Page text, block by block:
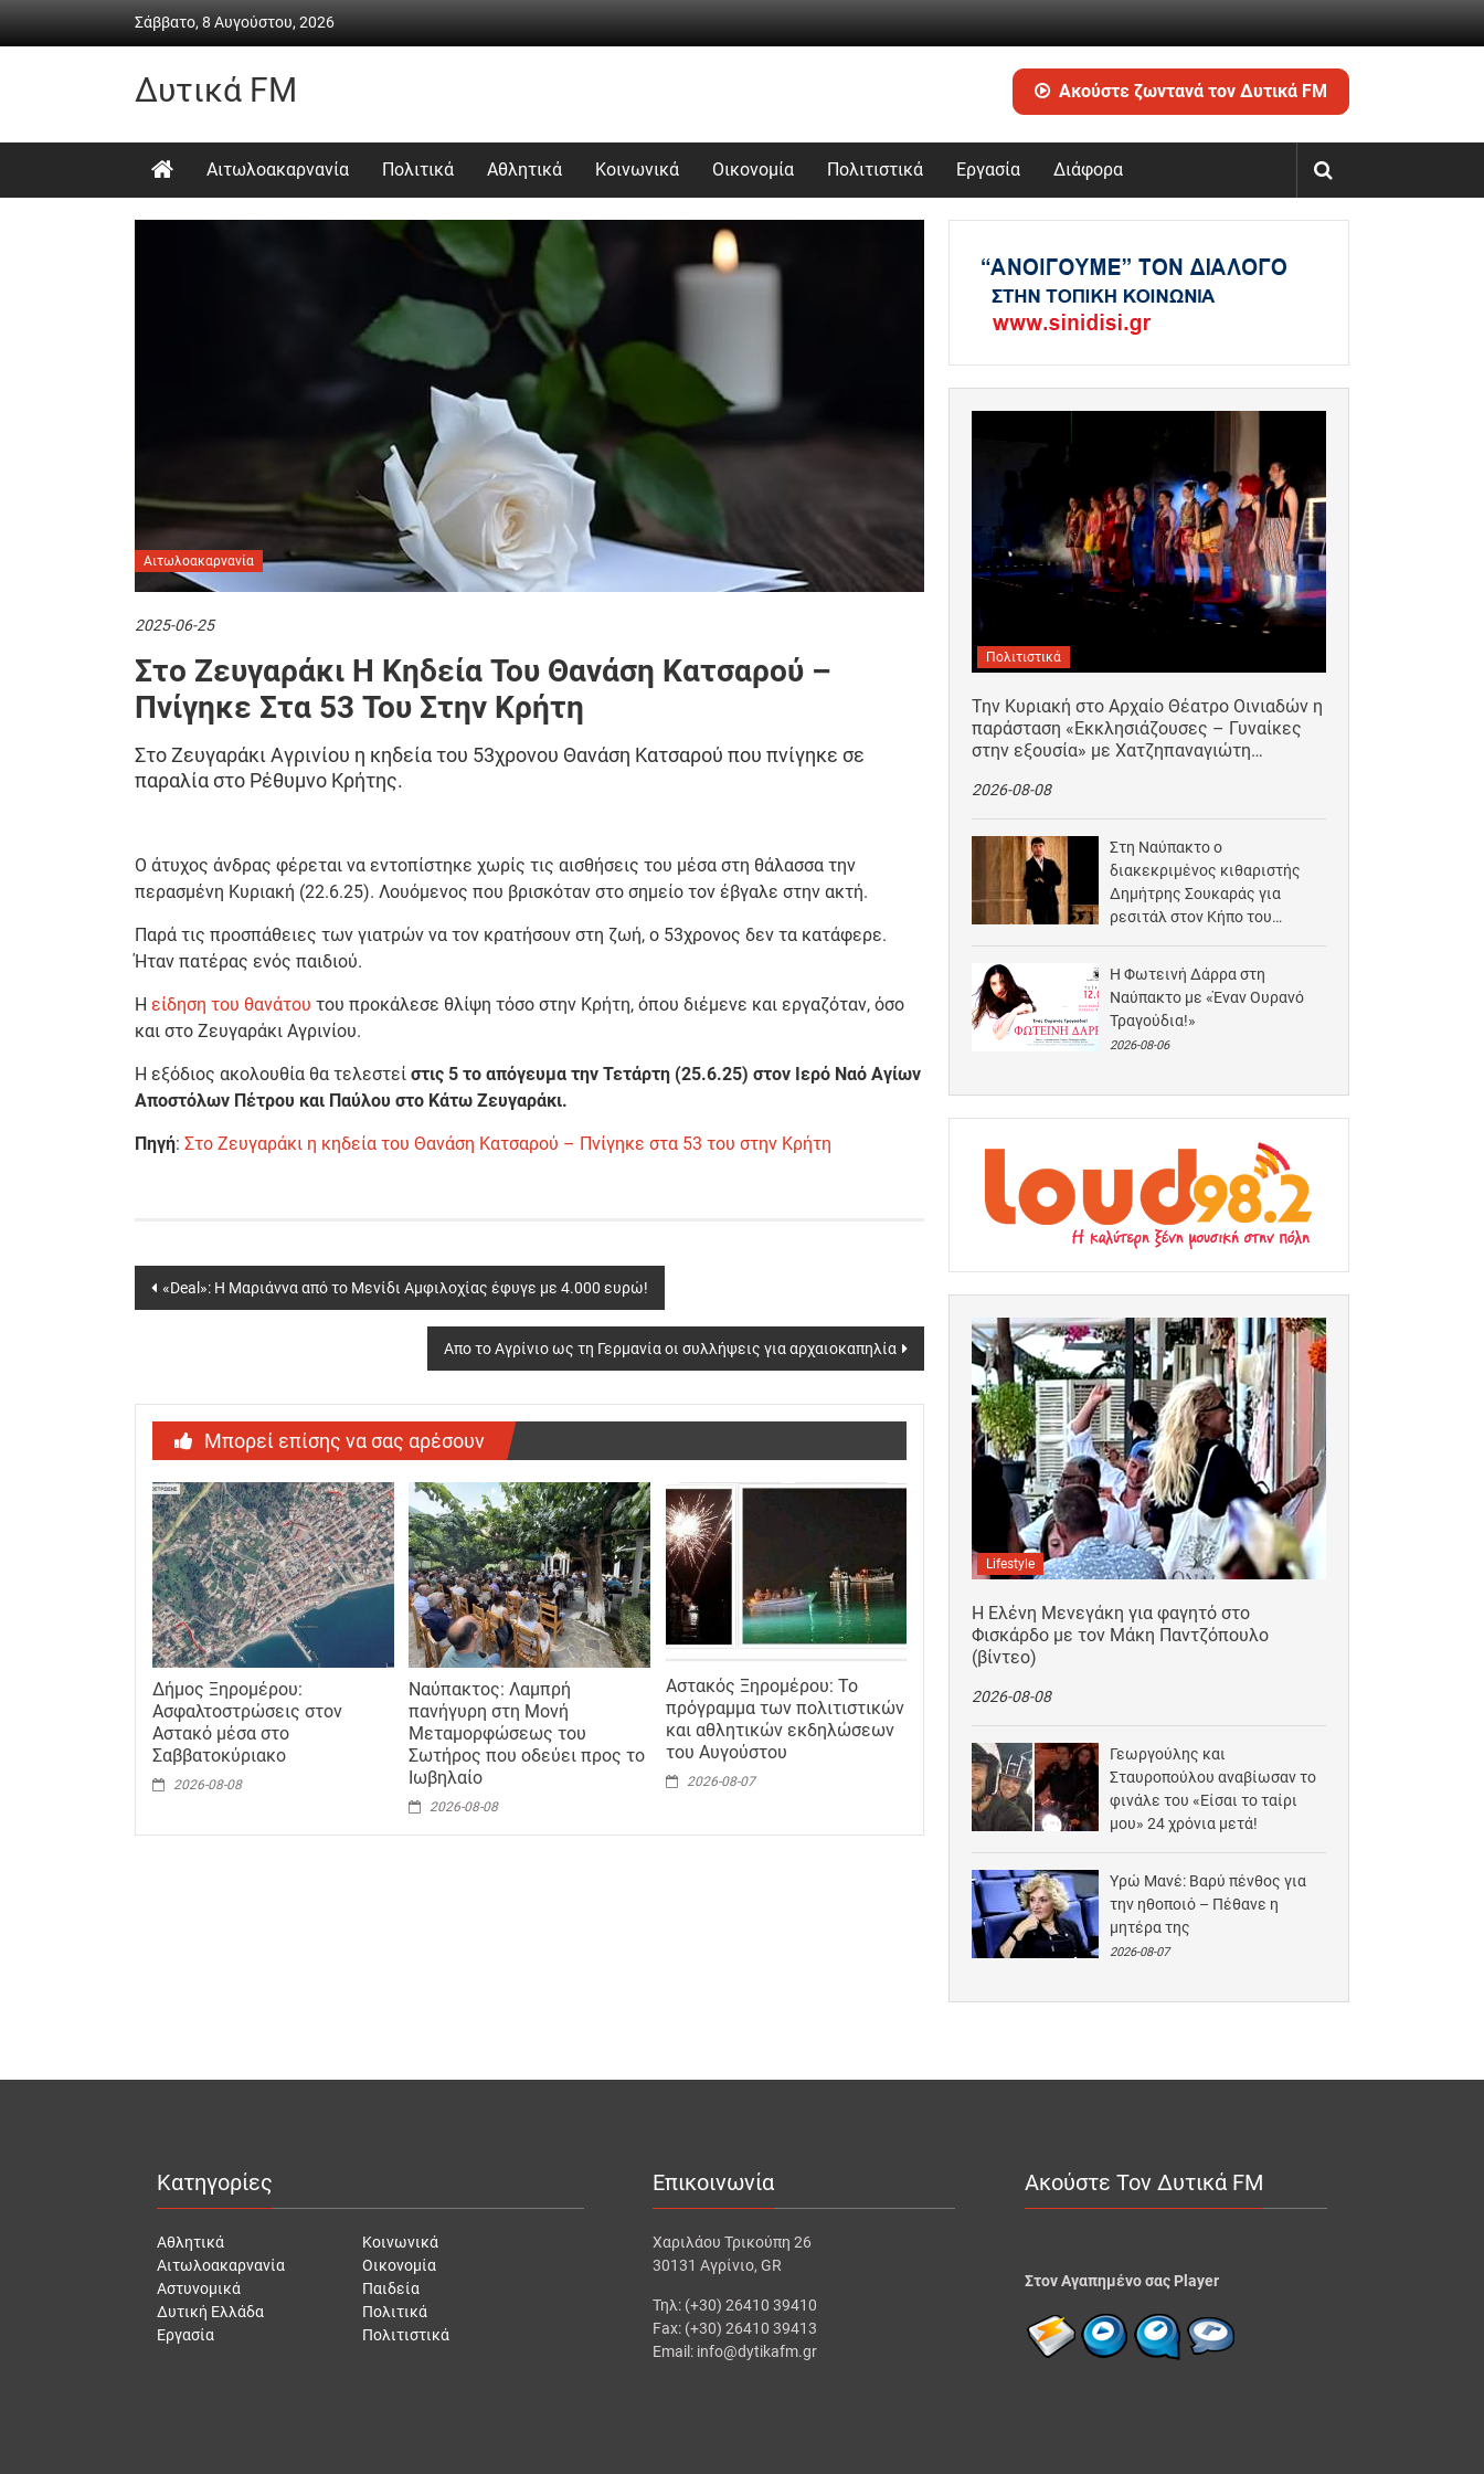
Σάββατο, 8 Αυγούστου, 2026
Δυτικά FM
Καθημερινή
Ακούστε ζωντανά τον Δυτικά FM
Αιτωλοακαρνανία Πολιτικά Αθλητικά Κοινωνικά Οικονομία Πολιτιστικά Εργασία Διάφορα
Αιτωλοακαρνανία
2025-06-25
Στο Ζευγαράκι Η Κηδεία Του Θανάση Κατσαρού –
Πνίγηκε Στα 53 Του Στην Κρήτη
Στο Ζευγαράκι Αγρινίου η κηδεία του 53χρονου Θανάση Κατσαρού που πνίγηκε σε
παραλία στο Ρέθυμνο Κρήτης.
Ο άτυχος άνδρας φέρεται να εντοπίστηκε χωρίς τις αισθήσεις του μέσα στη θάλασσα την
περασμένη Κυριακή (22.6.25). Λουόμενος που βρισκόταν στο σημείο τον έβγαλε στην ακτή.
Παρά τις προσπάθειες των γιατρών να τον κρατήσουν στη ζωή, ο 53χρονος δεν τα κατάφερε.
Ήταν πατέρας ενός παιδιού.
H είδηση του θανάτου του προκάλεσε θλίψη τόσο στην Κρήτη, όπου διέμενε και εργαζόταν, όσο
και στο Ζευγαράκι Αγρινίου.
Η εξόδιος ακολουθία θα τελεστεί στις 5 το απόγευμα την Τετάρτη (25.6.25) στον Ιερό Ναό Αγίων
Αποστόλων Πέτρου και Παύλου στο Κάτω Ζευγαράκι.
Πηγή: Στο Ζευγαράκι η κηδεία του Θανάση Κατσαρού – Πνίγηκε στα 53 του στην Κρήτη
Post
«Deal»: Η Μαριάννα από το Μενίδι Αμφιλοχίας έφυγε με 4.000 ευρώ!
Απο το Αγρίνιο ως τη Γερμανία οι συλλήψεις για αρχαιοκαπηλία
Μπορεί επίσης να σας αρέσουν
Δήμος Ξηρομέρου:
Ασφαλτοστρώσεις στον
Αστακό μέσα στο
Σαββατοκύριακο
2026-08-08
Ναύπακτος: Λαμπρή
πανήγυρη στη Μονή
Μεταμορφώσεως του
Σωτήρος που οδεύει προς το
Ιωβηλαίο
2026-08-08
Αστακός Ξηρομέρου: Το
πρόγραμμα των πολιτιστικών
και αθλητικών εκδηλώσεων
του Αυγούστου
2026-08-07
Πολιτιστικά
Την Κυριακή στο Αρχαίο Θέατρο Οινιαδών η
παράσταση «Εκκλησιάζουσες – Γυναίκες
στην εξουσία» με Χατζηπαναγιώτη…
2026-08-08
Στη Ναύπακτο ο
διακεκριμένος κιθαριστής
Δημήτρης Σουκαράς για
ρεσιτάλ στον Κήπο του
Η Φωτεινή Δάρρα στη
Ναύπακτο με «Έναν Ουρανό
Τραγούδια!»
2026-08-06
Lifestyle
Η Ελένη Μενεγάκη για φαγητό στο
Φισκάρδο με τον Μάκη Παντζόπουλο
(βίντεο)
2026-08-08
Γεωργούλης και
Σταυροπούλου αναβίωσαν το
φινάλε του «Είσαι το ταίρι
μου» 24 χρόνια μετά!
Υρώ Μανέ: Βαρύ πένθος για
την ηθοποιό – Πέθανε η
μητέρα της
2026-08-07
Κατηγορίες
Αθλητικά
Αιτωλοακαρνανία
Αστυνομικά
Δυτική Ελλάδα
Εργασία
Κοινωνικά
Οικονομία
Παιδεία
Πολιτικά
Πολιτιστικά
Επικοινωνία
Χαριλάου Τρικούπη 26
30131 Αγρίνιο, GR
Τηλ: (+30) 26410 39410
Fax: (+30) 26410 39413
Email: info@dytikafm.gr
Ακούστε Τον Δυτικά FM
Στον Αγαπημένο σας Player